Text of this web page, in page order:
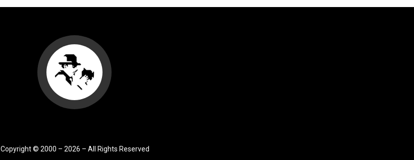
Copyright© 2000 – 2026 – All Rights Reserved